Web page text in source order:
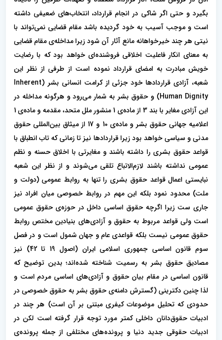
بگیرد و حتی اگر شاکی در انجام قرارداد، انتخاب‌های ضعیفی داشته
است و موجب آسیب به خود گردیده باشد مقام قضایی نمی‌تواند با
نیتی هر چند خیرخواهانه مانع آثار آن شود زیرا مداخله‌ی مقام قضایی
به معنای انکار فاعلیت اخلاقی فروشنده‌ای خواهد بود که با رضایت
خویش مبادرت به امضای قرارداد نموده است از طرفی از نظر این
شعبه، آزادی قراردادها خود جزئی از کرامت انسانی بشر (Inherent
Human Dignity) و حقوق بشر به شمار می‌رود و هرگونه مداخله در
این آزادی مغایر با بند 3 از ماده‌ی 1 منشور ملل متحد، مقدمه و ماده‌ی 1
اعلامیه جهانی حقوق بشر و ماده‌ی 10 و 17 از میثاق بین‌المللی حقوق
مدنی و سیاسی خواهد بود زیرا قراردادها نیز تا زمانی که تاب انطباق با
قواعد حقوق بشری را داشته باشند و مغایرتی با اخلاق حسنه و نظم
عمومی نداشته باشند لازم‌الاتباع تلقی می‌شوند و از نظر این شعبه
نبایستی اعمال قواعد حقوق بشری را تنها به روابط عمومی (دولت و
ملت) محدود نمود بلکه این مهم در روابط خصوصی میان افراد نیز
جاری ست زیرا اگرچه حقوق اساسی داخل در حوزه‌ی حقوق عمومی
است ولی قواعد مربوط به حقوق و آزادی‌های بنیادین مختص روابط
حقوق عمومی نیست بلکه قواعدی عام و جهان شمول است و در فصل
سوم قانون اساسی جمهوری اسلامی ایران (اصول 19 تا 42) نیز
مصادیق حقوق بشر به رسمیت شناخته شده‌اند؛ بدین توضیح که
قانون اساسی در مقام بیان حقوق و آزادی‌های اساسی مردم است و
لذا چنین دکترینی (گسترش دامنه‌ی حقوق بشر به حقوق خصوصی در
حدودی که تحلیل موضوعات کیفری مبتنی بر آن است) هر چند در
ادبیات حقوق‌دانان داخلی کمتر مورد توجه قرار گرفته است لکن در
ادبیات حقوقی جدید دنیا و پرونده‌های مختلفی از جمله پرونده‌ی